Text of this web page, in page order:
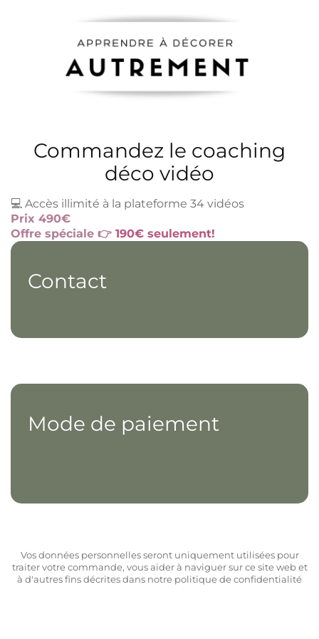
Commandez le coaching
déco vidéo
💻 Accès illimité à la plateforme 34 vidéos
Prix 490€
Offre spéciale 👉 190€ seulement!
Contact
Mode de paiement
Vos données personnelles seront uniquement utilisées pour
traiter votre commande, vous aider à naviguer sur ce site web et
à d'autres fins décrites dans notre politique de confidentialité